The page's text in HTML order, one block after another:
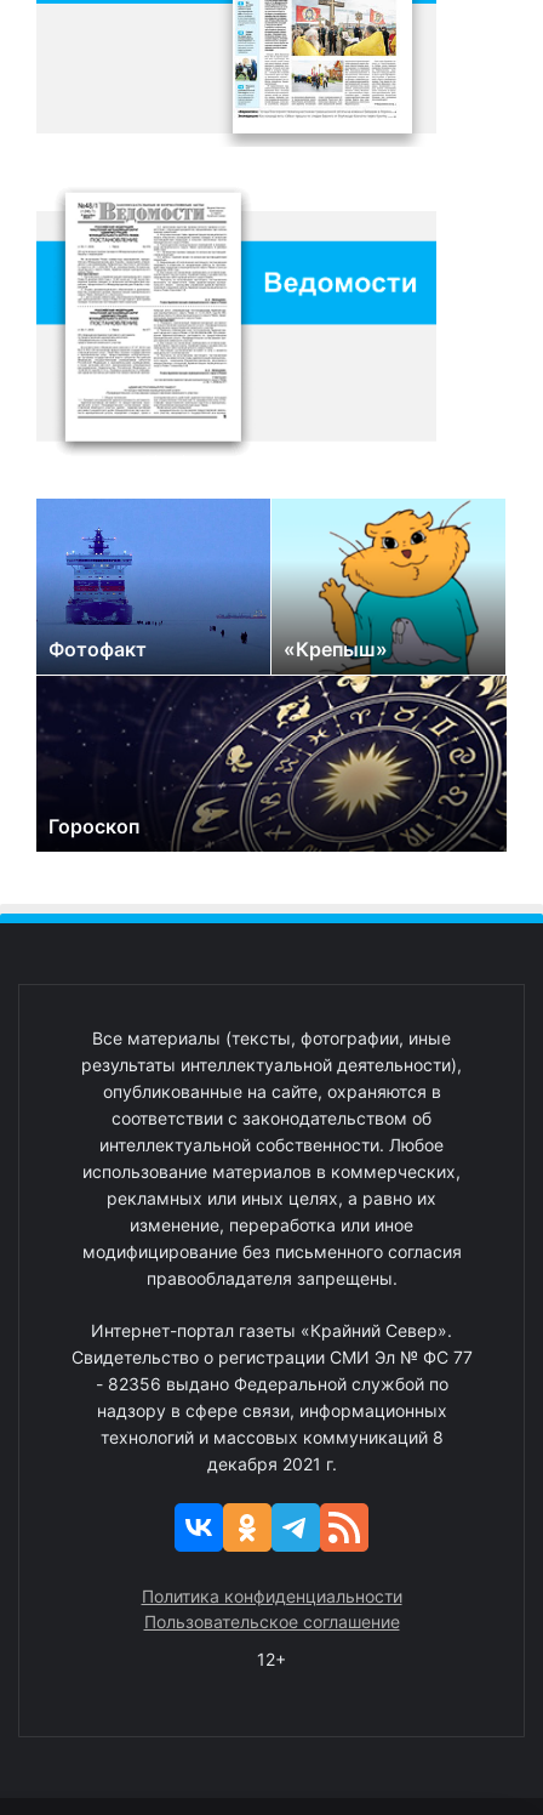
Фотофакт «Крепыш»
Гороскоп
Все материалы (тексты, фотографии, иные
результаты интеллектуальной деятельности),
опубликованные на сайте, охраняются в
соответствии с законодательством об
интеллектуальной собственности. Любое
использование материалов в коммерческих,
рекламных или иных целях, а равно их
изменение, переработка или иное
модифицирование без письменного согласия
правообладателя запрещены.
Интернет-портал газеты «Крайний Север».
Свидетельство о регистрации СМИ Эл № ФС 77
- 82356 выдано Федеральной службой по
надзору в сфере связи, информационных
технологий и массовых коммуникаций 8
декабря 2021 г.
Политика конфиденциальности
Пользовательское соглашение
12+